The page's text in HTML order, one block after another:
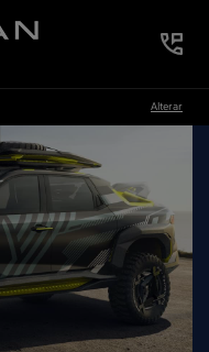
Alterar